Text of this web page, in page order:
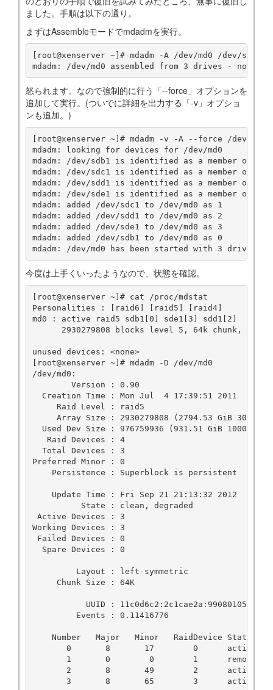
ました。手順は以下の通り。
まずはAssembleモードでmdadmを実行。
[root@xenserver ~]# mdadm -A /dev/md0 /dev/
怒られます。なので強制的に行う「--force」オプションを
追加して実行。(ついでに詳細を出力する「-v」オプショ
ンも追加。)
[root@xenserver ~]# mdadm -v -A --force /dev/md0
mdadm: looking for devices for /dev/md0
mdadm: /dev/sdb1 is identified as a member of /
mdadm: /dev/sdc1 is identified as a member of /
mdadm: /dev/sdd1 is identified as a member of /
mdadm: /dev/sde1 is identified as a member of /
mdadm: added /dev/sdc1 to /dev/md0 as 1
mdadm: added /dev/sdd1 to /dev/md0 as 2
mdadm: added /dev/sde1 to /dev/md0 as 3
mdadm: added /dev/sdb1 to /dev/md0 as 0
今度は上手くいったようなので、状態を確認。
[root@xenserver ~]# cat /proc/mdstat
Personalities : [raid6] [raid5] [raid4]
md0 : active raid5 sdb1[0] sde1[3] sdd1[2]
2930279808 blocks level 5, 64k chunk,
unused devices: <none>
[root@xenserver ~]# mdadm -D /dev/md0
/dev/md0:
        Version : 0.90
  Creation Time : Mon Jul  4 17:39:51 2011
     Raid Level : raid5
Array Size : 2930279808 (2794.53 GiB 3000.61
Used Dev Size : 976759936 (931.51 GiB 1000.20
   Raid Devices : 4
  Total Devices : 3
Preferred Minor : 0
    Persistence : Superblock is persistent
    Update Time : Fri Sep 21 21:13:32 2012
          State : clean, degraded
Active Devices : 3
Working Devices : 3
Failed Devices : 0
  Spare Devices : 0
         Layout : left-symmetric
     Chunk Size : 64K
UUID :
         Events : 0.11416776
    Number   Major   Minor   RaidDevice State
0       8       17        0      active
       1       0        0        1      removed
2       8       49        2      active